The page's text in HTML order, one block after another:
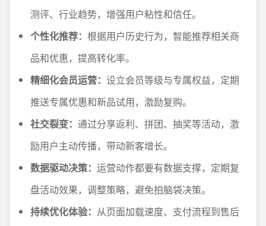
测评、行业趋势，增强用户粘性和信任。
个性化推荐： 根据用户历史行为，智能推荐相关商
品和优惠，提高转化率。
精细化会员运营： 设立会员等级与专属权益，定期
推送专属优惠和新品试用，激励复购。
社交裂变： 通过分享返利、拼团、抽奖等活动，激
励用户主动传播，带动新客增长。
数据驱动决策： 运营动作都要有数据支撑，定期复
盘活动效果，调整策略，避免拍脑袋决策。
持续优化体验： 从页面加载速度、支付流程到售后